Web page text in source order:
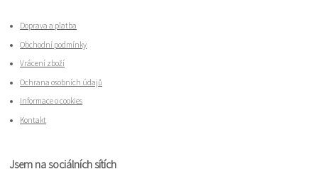
Doprava a platba
Obchodní podmínky
Vrácení zboží
Ochrana osobních údajů
Informace o cookies
Kontakt
Jsem na sociálních sítích